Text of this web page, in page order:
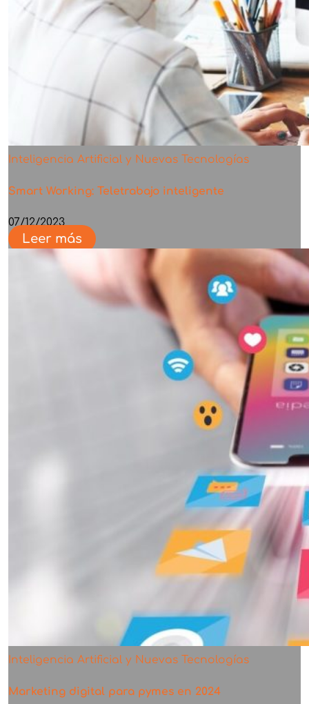
Inteligencia Artificial y Nuevas Tecnologías
Smart Working: Teletrabajo inteligente
07/12/2023
Leer más
Inteligencia Artificial y Nuevas Tecnologías
Marketing digital para pymes en 2024